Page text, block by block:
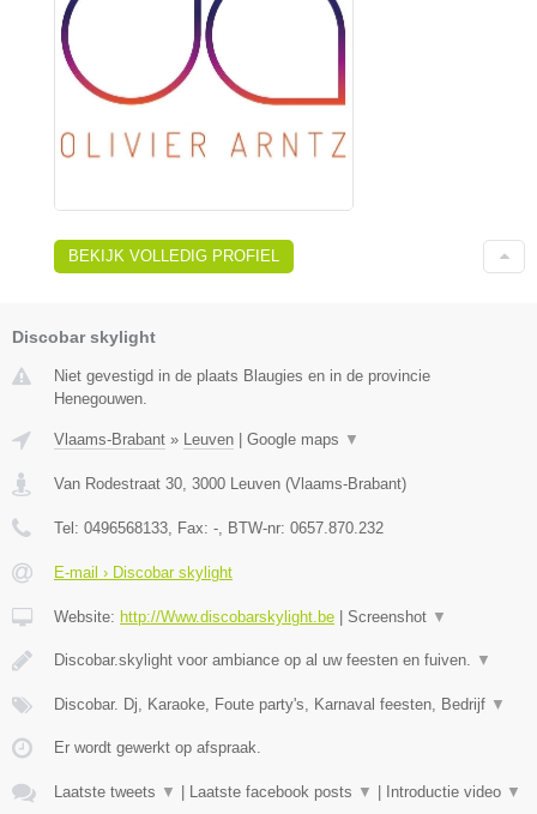
BEKIJK VOLLEDIG PROFIEL
Discobar skylight
Niet gevestigd in de plaats Blaugies en in de provincie
Henegouwen.
Vlaams-Brabant » Leuven | Google maps ▼
Van Rodestraat 30 3000 Leuven (Vlaams-Brabant)
Tel: 0496568133 , Fax: - , BTW-nr: 0657.870.232
E-mail › Discobar skylight
Website: http://Www.discobarskylight.be | Screenshot ▼
Discobar.skylight voor ambiance op al uw feesten en fuiven. ▼
Discobar. Dj, Karaoke, Foute party's, Karnaval feesten, Bedrijf ▼
Er wordt gewerkt op afspraak.
Laatste tweets ▼ | Laatste facebook posts ▼ | Introductie video ▼